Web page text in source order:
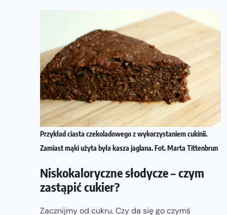
Przykład ciasta czekoladowego z wykorzystaniem cukinii.
Zamiast mąki użyta była kasza jaglana. Fot. Marta Tittenbrun
Niskokaloryczne słodycze – czym
zastąpić cukier?
Zacznijmy od cukru. Czy da się go czymś